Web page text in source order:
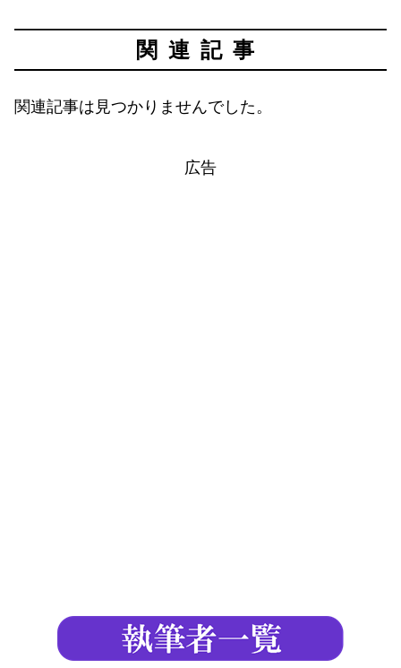
関連記事
関連記事は見つかりませんでした。
広告